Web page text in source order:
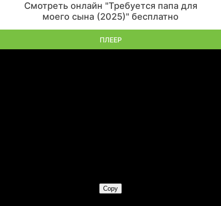
Смотреть онлайн "Требуется папа для
моего сына (2025)" бесплатно
ПЛЕЕР